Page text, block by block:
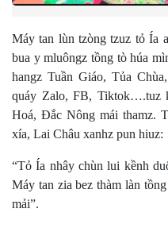
Máy tan lùn tzòng tzuz tỏ Ía
bua y mluôngz tồng tò húa
hangz Tuần Giáo, Tủa
quáy Zalo, FB, Tiktok….tuz
Hoá, Đắc Nông mái thamz.
xía, Lai Châu xanhz pun hiuz:
“Tỏ Ía nhây chùn lui kềnh
Máy tan zia bez thàm làn
mải”.